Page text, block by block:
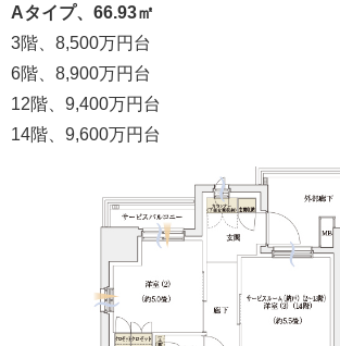
Aタイプ、66.93㎡
3階、8,500万円台
6階、8,900万円台
12階、9,400万円台
14階、9,600万円台